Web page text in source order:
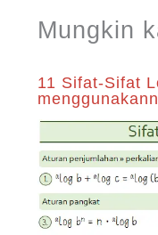
Mungkin
11 Sifat-Sifat